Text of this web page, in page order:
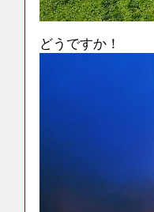
どうですか！